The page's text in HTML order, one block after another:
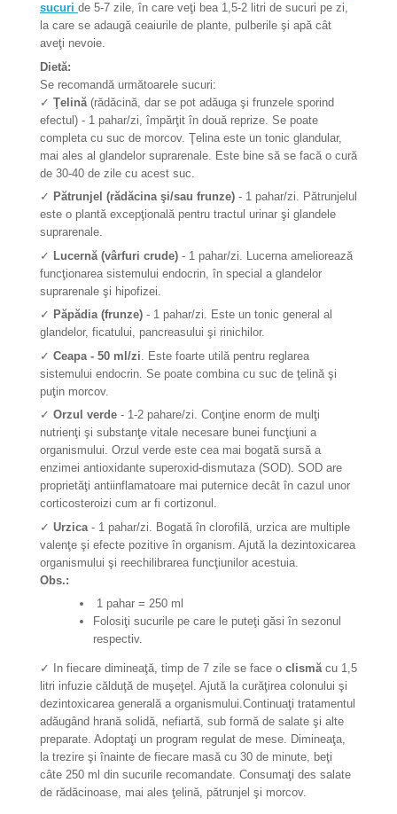
sucuri de 5-7 zile, în care veţi bea 1,5-2 litri de sucuri pe zi,
la care se adaugă ceaiurile de plante, pulberile şi apă cât
aveţi nevoie.
Dietă:
Se recomandă următoarele sucuri:
✓ Ţelină (rădăcină, dar se pot adăuga şi frunzele sporind
efectul) - 1 pahar/zi, împărţit în două reprize. Se poate
completa cu suc de morcov. Ţelina este un tonic glandular,
mai ales al glandelor suprarenale. Este bine să se facă o cură
de 30-40 de zile cu acest suc.
✓ Pătrunjel (rădăcina şi/sau frunze) - 1 pahar/zi. Pătrunjelul
este o plantă excepţională pentru tractul urinar şi glandele
suprarenale.
✓ Lucernă (vârfuri crude) - 1 pahar/zi. Lucerna ameliorează
funcţionarea sistemului endocrin, în special a glandelor
suprarenale şi hipofizei.
✓ Păpădia (frunze) - 1 pahar/zi. Este un tonic general al
glandelor, ficatului, pancreasului şi rinichilor.
✓ Ceapa - 50 ml/zi . Este foarte utilă pentru reglarea
sistemului endocrin. Se poate combina cu suc de ţelină şi
puţin morcov.
✓ Orzul verde - 1-2 pahare/zi. Conţine enorm de mulţi
nutrienţi şi substanţe vitale necesare bunei funcţiuni a
organismului. Orzul verde este cea mai bogată sursă a
enzimei antioxidante superoxid-dismutaza (SOD). SOD are
proprietăţi antiinflamatoare mai puternice decât în cazul unor
corticosteroizi cum ar fi cortizonul.
✓ Urzica - 1 pahar/zi. Bogată în clorofilă, urzica are multiple
valenţe şi efecte pozitive în organism. Ajută la dezintoxicarea
organismului şi reechilibrarea funcţiunilor acestuia.
Obs.:
1 pahar = 250 ml
Folosiţi sucurile pe care le puteţi găsi în sezonul
respectiv.
✓ In fiecare dimineaţă, timp de 7 zile se face o clismăcu 1,5
litri infuzie călduţă de muşeţel. Ajută la curăţirea colonului şi
dezintoxicarea generală a organismului.Continuaţi tratamentul
adăugând hrană solidă, nefiartă, sub formă de salate şi alte
preparate. Adoptaţi un program regulat de mese. Dimineaţa,
la trezire şi înainte de fiecare masă cu 30 de minute, beţi
câte 250 ml din sucurile recomandate. Consumaţi des salate
de rădăcinoase, mai ales ţelină, pătrunjel şi morcov.